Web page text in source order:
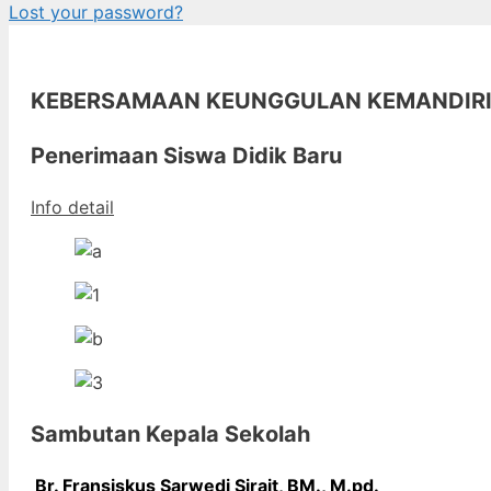
Lost your password?
KEBERSAMAAN KEUNGGULAN
Penerimaan Siswa Didik Baru
Info detail
Sambutan Kepala Sekolah
Br. Fransiskus Sarwedi Sirait, BM., M.pd.